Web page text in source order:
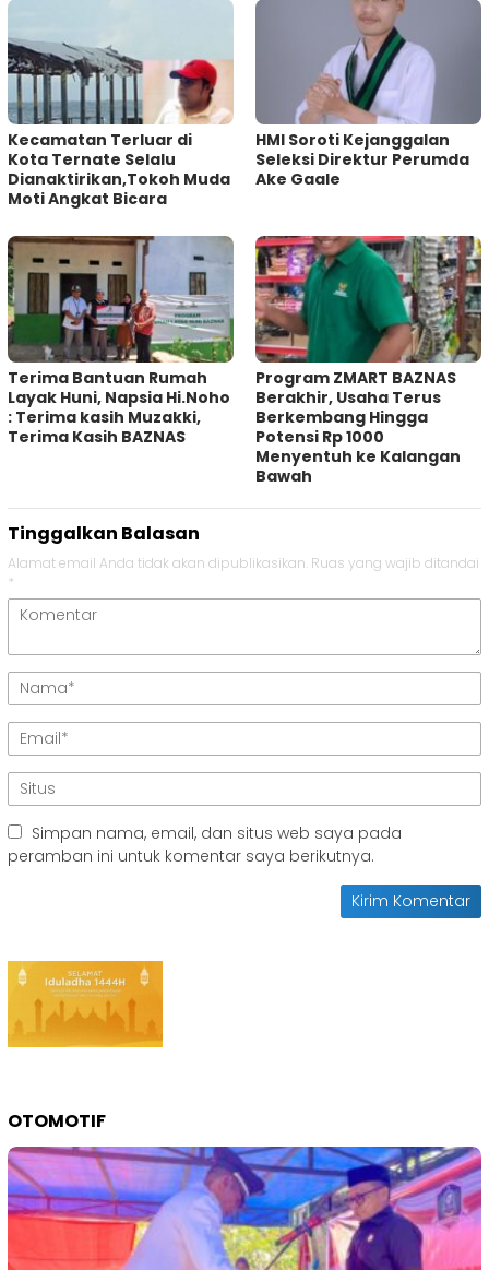
Kecamatan Terluar di
Kota Ternate Selalu
Dianaktirikan,Tokoh Muda
Moti Angkat Bicara
HMI Soroti Kejanggalan
Seleksi Direktur Perumda
Ake Gaale
Terima Bantuan Rumah
Layak Huni, Napsia Hi.Noho
: Terima kasih Muzakki,
Terima Kasih BAZNAS
Program ZMART BAZNAS
Berakhir, Usaha Terus
Berkembang Hingga
Potensi Rp 1000
Menyentuh ke Kalangan
Bawah
Tinggalkan Balasan
Alamat email Anda tidak akan dipublikasikan. Ruas yang wajib ditandai
*
Simpan nama, email, dan situs web saya pada
peramban ini untuk komentar saya berikutnya.
OTOMOTIF